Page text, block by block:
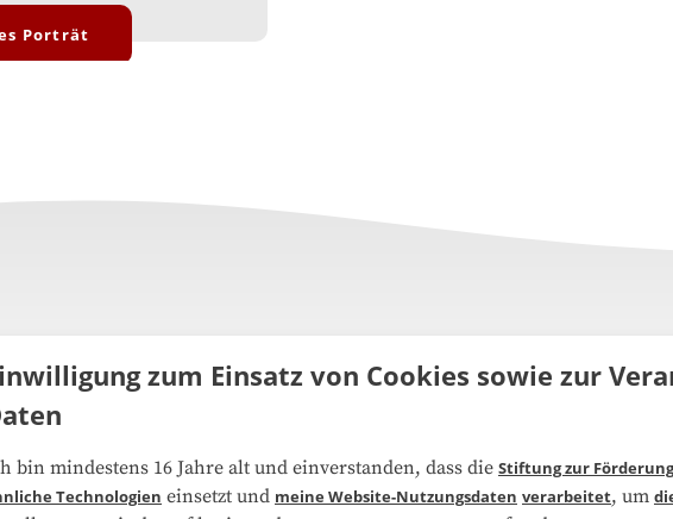
Porträt
Medienarbeit Kooperationen
zum Einsatz von Cookies sowie zur
bin mindestens 16 Jahre alt und einverstanden, dass die Stiftung zur
Technologien einsetzt und meine Website-Nutzungsdaten verarbeitet, um